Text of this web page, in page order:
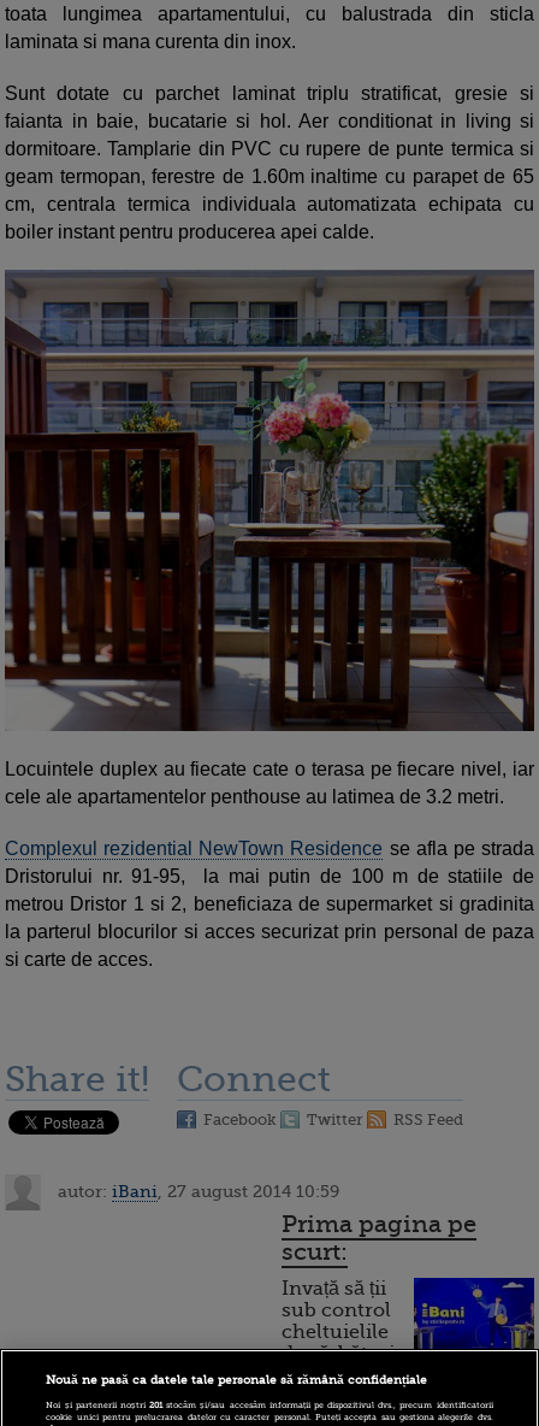
toata lungimea apartamentului, cu balustrada din sticla
laminata si mana curenta din inox.
Sunt dotate cu parchet laminat triplu stratificat, gresie si
faianta in baie, bucatarie si hol. Aer conditionat in living si
dormitoare. Tamplarie din PVC cu rupere de punte termica si
geam termopan, ferestre de 1.60m inaltime cu parapet de 65
cm, centrala termica individuala automatizata echipata cu
boiler instant pentru producerea apei calde.
Locuintele duplex au fiecate cate o terasa pe fiecare nivel, iar
cele ale apartamentelor penthouse au latimea de 3.2 metri.
Complexul rezidential NewTown Residence se afla pe strada
Dristorului nr. 91-95, la mai putin de 100 m de statiile de
metrou Dristor 1 si 2, beneficiaza de supermarket si gradinita
la parterul blocurilor si acces securizat prin personal de paza
si carte de acces.
Share it! Connect
Facebook Twitter RSS Feed
autor: iBani , 27 august 2014 10:59
Prima pagina pe
scurt:
Invață să ții
sub control
cheltuielile
de sărbători.
Cum
funcționează cardul de
Nouă ne pasă ca datele tale personale să rămână confidențiale
Noi și partenerii noștri201stocăm și/sau accesăm informații pe dispozitivul dvs., precum identificatorii
cookie unici pentru prelucrarea datelor cu caracter personal. Puteți accepta sau gestiona alegerile dvs.